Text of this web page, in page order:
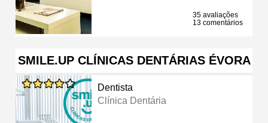
35 avaliações
13 comentários
SMILE.UP CLÍNICAS DENTÁRIAS ÉVORA
Dentista
Clínica Dentária